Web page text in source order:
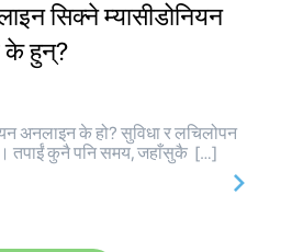
सिक्ने म्यासीडोनियन
के हुन्?
अनलाइन के हो? सुविधा र लचिलोपन
तपाईं कुनै पनि समय, जहाँसुकै […]